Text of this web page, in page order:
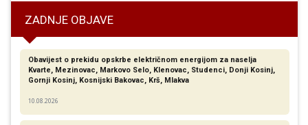
ZADNJE OBJAVE
Obavijest o prekidu opskrbe električnom energijom za naselja
Kvarte, Mezinovac, Markovo Selo, Klenovac, Studenci, Donji Kosinj,
Gornji Kosinj, Kosnijski Bakovac, Krš, Mlakva
10.08.2026